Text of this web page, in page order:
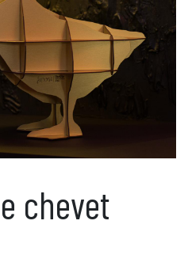
chevet